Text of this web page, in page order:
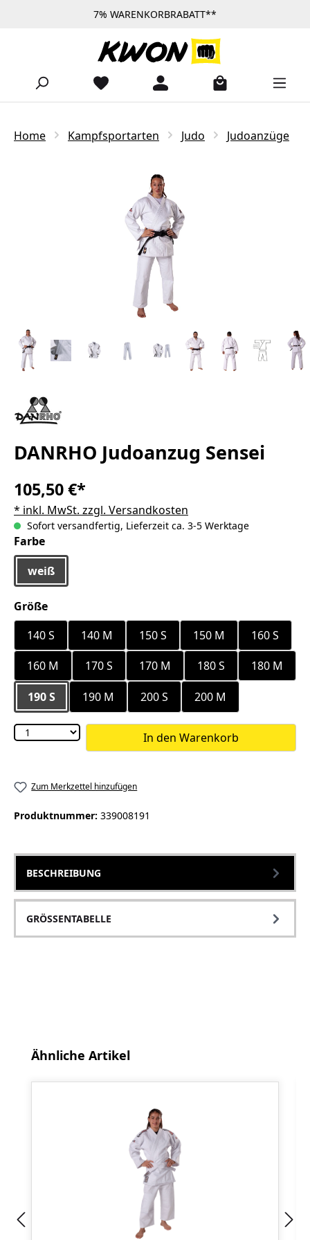
Zum Hauptinhalt springen7% WARENKORBRABATT**
Home Kampfsportarten Judo Judoanzüge
DANRHO Judoanzug Sensei
105,50 €*
* inkl. MwSt. zzgl. Versandkosten
Sofort versandfertig, Lieferzeit ca. 3-5 Werktage
Farbeauswählen
weiß
Größeauswählen
140 S
140 M 150 S 150 M
160 S
160 M
170 S 170 M 180 S 180 M
190 S 190 M 200 S 200 M
In den Warenkorb
Zum Merkzettel hinzufügen
Produktnummer: 339008191
BESCHREIBUNG
GRÖSSENTABELLE
Produktgalerie überspringen
Ähnliche Artikel